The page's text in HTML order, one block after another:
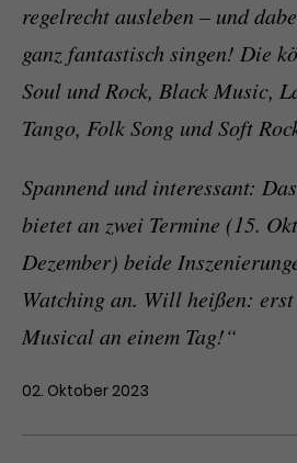
regelrecht ausleben – und
ganz fantastisch singen! Die
Soul und Rock, Black Music,
Tango, Folk Song und Soft
Spannend und interessant:
bietet an zwei Termine (15.
Dezember) beide
Watching an. Will heißen:
Musical an einem Tag!“
02. Oktober 2023